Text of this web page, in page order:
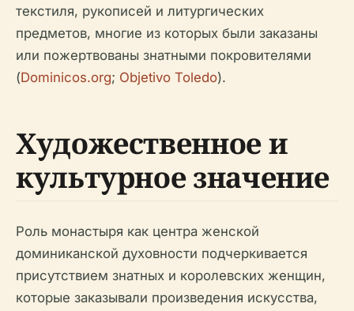
текстиля, рукописей и литургических
предметов, многие из которых были заказаны
или пожертвованы знатными покровителями
(Dominicos.org; Objetivo Toledo).
Художественное и
культурное значение
Роль монастыря как центра женской
доминиканской духовности подчеркивается
присутствием знатных и королевских женщин,
которые заказывали произведения искусства,